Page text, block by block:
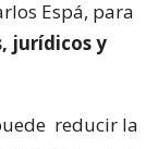
Espá, para
jurídicos y
reducir la